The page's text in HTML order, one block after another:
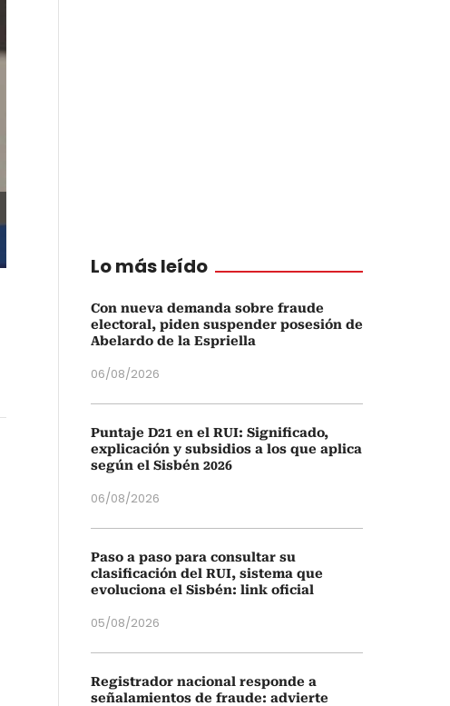
Lo más leído
Con nueva demanda sobre fraude
electoral, piden suspender posesión de
Abelardo de la Espriella
06/08/2026
Puntaje D21 en el RUI: Significado,
explicación y subsidios a los que aplica
según el Sisbén 2026
06/08/2026
Paso a paso para consultar su
clasificación del RUI, sistema que
evoluciona el Sisbén: link oficial
05/08/2026
Registrador nacional responde a
señalamientos de fraude: advierte